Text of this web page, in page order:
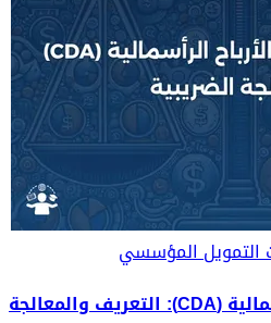
التمويل المؤسسي
حساب توزيع الأرباح الرأسمالية (CDA): التعريف والمعالجة